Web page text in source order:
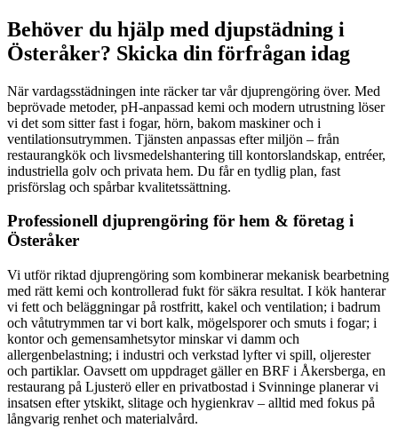
Behöver du hjälp med djupstädning i
Österåker? Skicka din förfrågan idag
När vardagsstädningen inte räcker tar vår djuprengöring över. Med
beprövade metoder, pH-anpassad kemi och modern utrustning löser
vi det som sitter fast i fogar, hörn, bakom maskiner och i
ventilationsutrymmen. Tjänsten anpassas efter miljön – från
restaurangkök och livsmedelshantering till kontorslandskap, entréer,
industriella golv och privata hem. Du får en tydlig plan, fast
prisförslag och spårbar kvalitetssättning.
Professionell djuprengöring för hem & företag i
Österåker
Vi utför riktad djuprengöring som kombinerar mekanisk bearbetning
med rätt kemi och kontrollerad fukt för säkra resultat. I kök hanterar
vi fett och beläggningar på rostfritt, kakel och ventilation; i badrum
och våtutrymmen tar vi bort kalk, mögelsporer och smuts i fogar; i
kontor och gemensamhetsytor minskar vi damm och
allergenbelastning; i industri och verkstad lyfter vi spill, oljerester
och partiklar. Oavsett om uppdraget gäller en BRF i Åkersberga, en
restaurang på Ljusterö eller en privatbostad i Svinninge planerar vi
insatsen efter ytskikt, slitage och hygienkrav – alltid med fokus på
långvarig renhet och materialvård.